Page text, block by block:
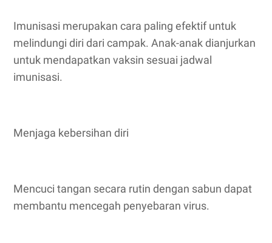
Imunisasi merupakan cara paling efektif untuk
melindungi diri dari campak. Anak-anak dianjurkan
untuk mendapatkan vaksin sesuai jadwal
imunisasi.
Menjaga kebersihan diri
Mencuci tangan secara rutin dengan sabun dapat
membantu mencegah penyebaran virus.